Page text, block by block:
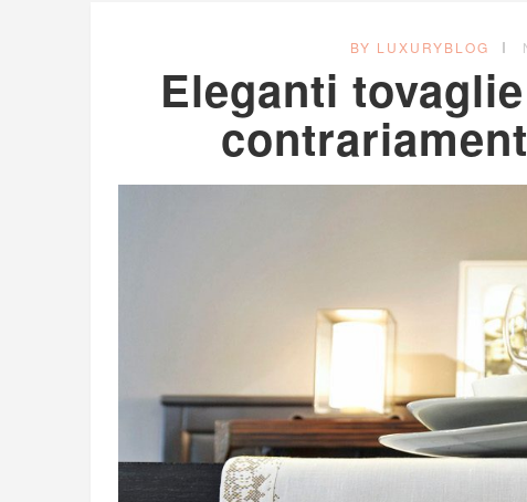
BY LUXURYBLOG
Eleganti